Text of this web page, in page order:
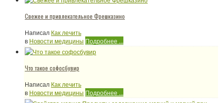
Свежее и привлекательное Фрешказино
Написал Как лечить
в Новости медицины Подробнее ...
Что такое софосбувир
Написал Как лечить
в Новости медицины Подробнее ...